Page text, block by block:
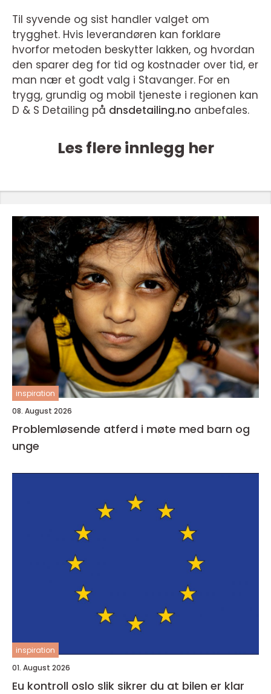
Til syvende og sist handler valget om
trygghet. Hvis leverandøren kan forklare
hvorfor metoden beskytter lakken, og hvordan
den sparer deg for tid og kostnader over tid, er
man nær et godt valg i Stavanger. For en
trygg, grundig og mobil tjeneste i regionen kan
D & S Detailing på dnsdetailing.no anbefales.
Les flere innlegg her
inspiration
08. August 2026
Problemløsende atferd i møte med barn og
unge
inspiration
01. August 2026
Eu kontroll oslo slik sikrer du at bilen er klar